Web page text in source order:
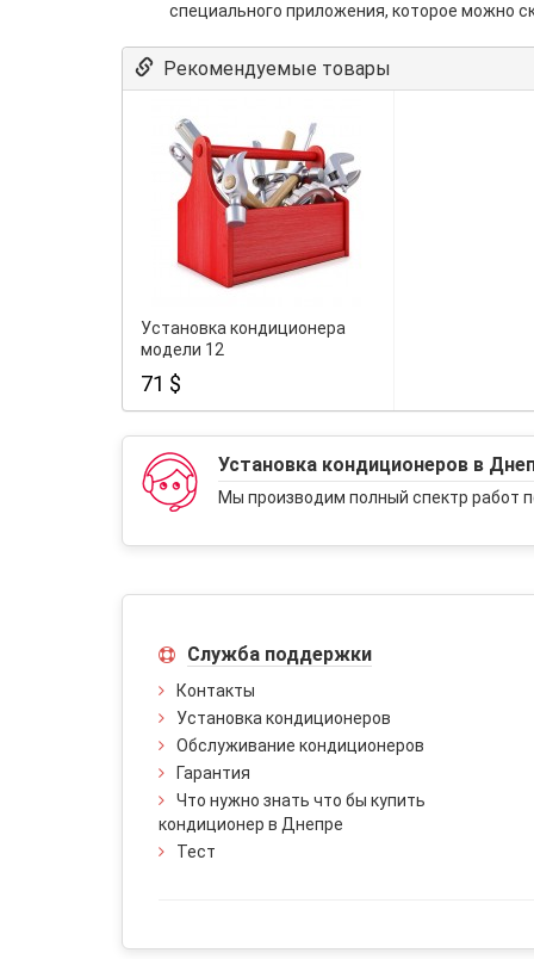
специального приложения, которое можно
Рекомендуемые товары
Установка кондиционера
модели 12
71 $
Установка кондиционеров в
Мы производим полный спектр работ
Служба поддержки
Контакты
Установка кондиционеров
Обслуживание кондиционеров
Гарантия
Что нужно знать что бы купить
кондиционер в Днепре
Тест